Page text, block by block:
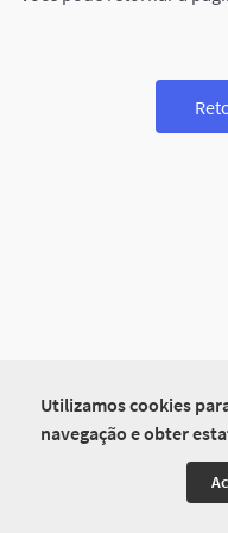
Utilizamos cookies
navegação e obter